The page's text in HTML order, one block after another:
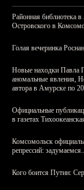
Районная библиотека
Островского в
Голая вечеринка
Новые находки Павла
аномальные явления,
автора в Амурске по
Официальные
в газетах
Комсомольск
репрессий:
Кого боится Путин: